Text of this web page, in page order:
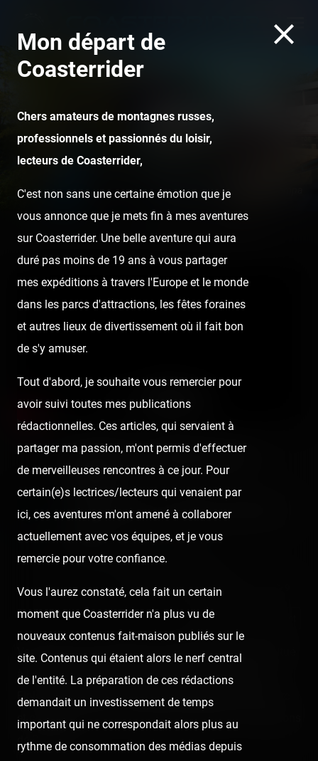
Kumba - Busch Gardens Tampa
Home Posts Videos Vertika - La Récré des 3 Curés
Vertika - La Récré des 3
Le tout premier Euro-Fighter Gerstlauer de
France
Published 6 years agoby Coasterrider
👍 42 😍 16 😮 4
React
Vertika est un Euro-Fighter construit par Gerstlauer situé
à La Récré des 3 Curés, à proximité de Brest dans le
Finistère. Il s'agit de la grande nouveauté 2020 du parc
et certainement de la plus grande attraction à sensations
de Bretagne.
Mon départ de
Coasterrider
Chers amateurs de montagnes russes,
professionnels et passionnés du loisir,
lecteurs de Coasterrider,
C'est non sans une certaine émotion que je
vous annonce que je mets fin à mes aventures
sur Coasterrider. Une belle aventure qui aura
duré pas moins de 19 ans à vous partager
mes expéditions à travers l'Europe et le monde
dans les parcs d'attractions, les fêtes foraines
et autres lieux de divertissement où il fait bon
de s'y amuser.
Tout d'abord, je souhaite vous remercier pour
avoir suivi toutes mes publications
rédactionnelles. Ces articles, qui servaient à
partager ma passion, m'ont permis d'effectuer
de merveilleuses rencontres à ce jour. Pour
certain(e)s lectrices/lecteurs qui venaient par
ici, ces aventures m'ont amené à collaborer
actuellement avec vos équipes, et je vous
remercie pour votre confiance.
Vous l'aurez constaté, cela fait un certain
moment que Coasterrider n'a plus vu de
nouveaux contenus fait-maison publiés sur le
site. Contenus qui étaient alors le nerf central
de l'entité. La préparation de ces rédactions
demandait un investissement de temps
important qui ne correspondait alors plus au
rythme de consommation des médias depuis